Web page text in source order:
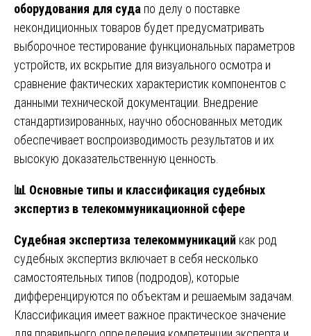
оборудования для суда по делу о поставке
некондиционных товаров будет предусматривать
выборочное тестирование функциональных параметров
устройств, их вскрытие для визуального осмотра и
сравнение фактических характеристик компонентов с
данными технической документации. Внедрение
стандартизированных, научно обоснованных методик
обеспечивает воспроизводимость результатов и их
высокую доказательственную ценность.
📊 Основные типы и классификация судебных
экспертиз в телекоммуникационной сфере
Судебная экспертиза телекоммуникаций как род
судебных экспертиз включает в себя несколько
самостоятельных типов (подродов), которые
дифференцируются по объектам и решаемым задачам.
Классификация имеет важное практическое значение